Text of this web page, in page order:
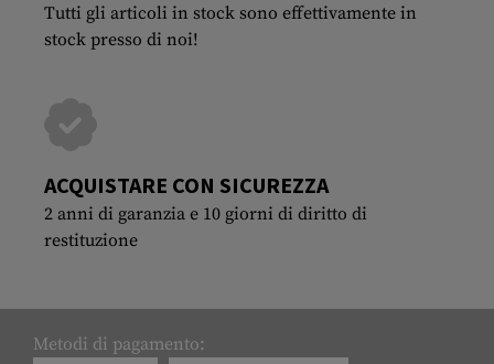
Tutti gli articoli in stock sono effettivamente in
stock presso di noi!
ACQUISTARE CON SICUREZZA
2 anni di garanzia e 10 giorni di diritto di
restituzione
Metodi di pagamento: